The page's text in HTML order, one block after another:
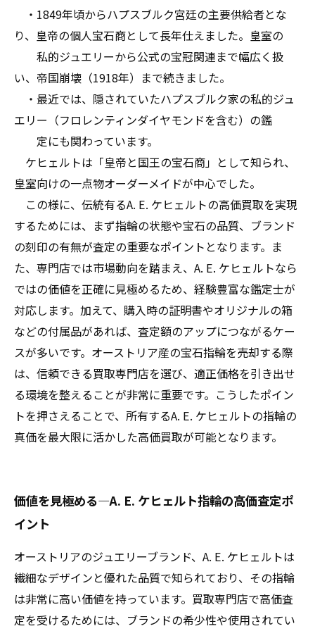
・1849年頃からハプスブルク宮廷の主要供給者とな
り、皇帝の個人宝石商として長年仕えました。皇室の
私的ジュエリーから公式の宝冠関連まで幅広く扱
い、帝国崩壊（1918年）まで続きました。
・最近では、隠されていたハプスブルク家の私的ジュ
エリー（フロレンティンダイヤモンドを含む）の鑑
定にも関わっています。
ケヒェルトは「皇帝と国王の宝石商」として知られ、
皇室向けの一点物オーダーメイドが中心でした。
この様に、伝統有るA. E. ケヒェルトの高価買取を実現
するためには、まず指輪の状態や宝石の品質、ブランド
の刻印の有無が査定の重要なポイントとなります。ま
た、専門店では市場動向を踏まえ、A. E. ケヒェルトなら
ではの価値を正確に見極めるため、経験豊富な鑑定士が
対応します。加えて、購入時の証明書やオリジナルの箱
などの付属品があれば、査定額のアップにつながるケー
スが多いです。オーストリア産の宝石指輪を売却する際
は、信頼できる買取専門店を選び、適正価格を引き出せ
る環境を整えることが非常に重要です。こうしたポイン
トを押さえることで、所有するA. E. ケヒェルトの指輪の
真価を最大限に活かした高価買取が可能となります。
価値を見極める—A. E. ケヒェルト指輪の高価査定ポ
イント
オーストリアのジュエリーブランド、A. E. ケヒェルトは
繊細なデザインと優れた品質で知られており、その指輪
は非常に高い価値を持っています。買取専門店で高価査
定を受けるためには、ブランドの希少性や使用されてい